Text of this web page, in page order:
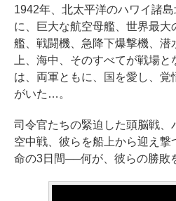
1942年、北太平洋のハワイ諸
に、巨大な航空母艦、世界最
艦、戦闘機、急降下爆撃機、潜
上、海中、そのすべてが戦場
は、両軍ともに、国を愛し、覚
がいた…。
司令官たちの緊迫した頭脳戦、
空中戦、彼らを船上から迎え撃
命の3日間──何が、彼らの勝